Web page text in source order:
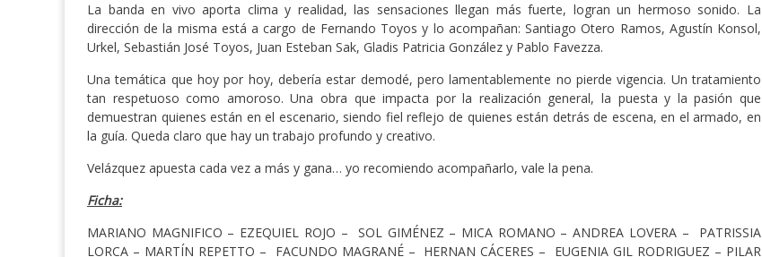
La banda en vivo aporta clima y realidad, las sensaciones llegan más fuerte, logran un hermoso sonido. La
dirección de la misma está a cargo de Fernando Toyos y lo acompañan: Santiago Otero Ramos, Agustín Konsol,
Urkel, Sebastián José Toyos, Juan Esteban Sak, Gladis Patricia González y Pablo Favezza.
Una temática que hoy por hoy, debería estar demodé, pero lamentablemente no pierde vigencia. Un tratamiento
tan respetuoso como amoroso. Una obra que impacta por la realización general, la puesta y la pasión que
demuestran quienes están en el escenario, siendo fiel reflejo de quienes están detrás de escena, en el armado, en
la guía. Queda claro que hay un trabajo profundo y creativo.
Velázquez apuesta cada vez a más y gana… yo recomiendo acompañarlo, vale la pena.
Ficha:
MARIANO MAGNIFICO – EZEQUIEL ROJO – SOL GIMÉNEZ – MICA ROMANO – ANDREA LOVERA – PATRISSIA
LORCA – MARTÍN REPETTO – FACUNDO MAGRANÉ – HERNAN CÁCERES – EUGENIA GIL RODRIGUEZ – PILAR